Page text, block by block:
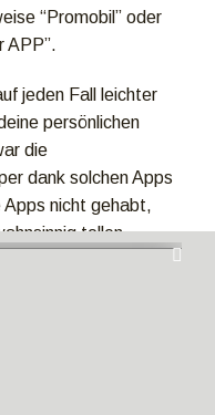
“Promobil” oder
APP”.
jeden Fall leichter
persönlichen
die
dank solchen Apps
nicht gehabt,
tollen